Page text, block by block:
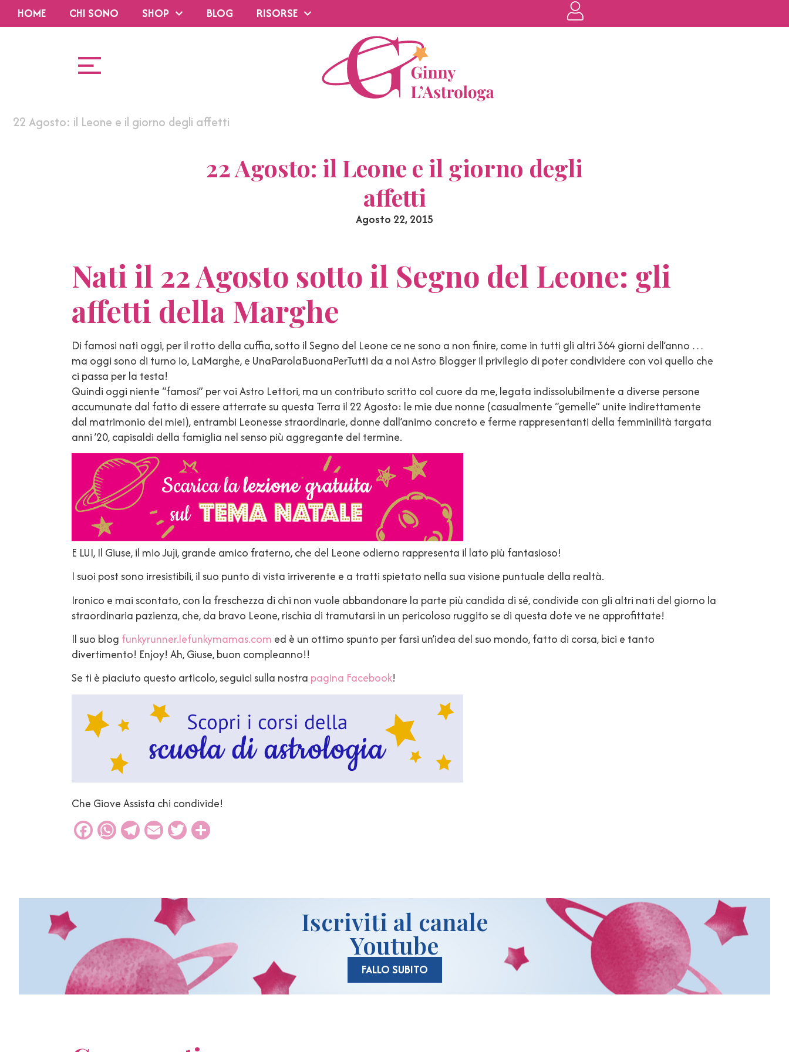
HOME CHI SONO SHOP BLOG RISORSE
22 Agosto: il Leone e il giorno degli affetti
22 Agosto: il Leone e il giorno degli
affetti
Agosto 22, 2015
Nati il 22 Agosto sotto il Segno del Leone: gli
affetti della Marghe
Di famosi nati oggi, per il rotto della cuffia, sotto il Segno del Leone ce ne sono a non finire, come in tutti gli altri 364 giorni dell’anno …
ma oggi sono di turno io, LaMarghe, e UnaParolaBuonaPerTutti da a noi Astro Blogger il privilegio di poter condividere con voi quello che
ci passa per la testa!
Quindi oggi niente “famosi” per voi Astro Lettori, ma un contributo scritto col cuore da me, legata indissolubilmente a diverse persone
accumunate dal fatto di essere atterrate su questa Terra il 22 Agosto: le mie due nonne (casualmente “gemelle” unite indirettamente
dal matrimonio dei miei), entrambi Leonesse straordinarie, donne dall’animo concreto e ferme rappresentanti della femminilità targata
anni ’20, capisaldi della famiglia nel senso più aggregante del termine.
E LUI, Il Giuse, il mio Juji, grande amico fraterno, che del Leone odierno rappresenta il lato più fantasioso!
I suoi post sono irresistibili, il suo punto di vista irriverente e a tratti spietato nella sua visione puntuale della realtà.
Ironico e mai scontato, con la freschezza di chi non vuole abbandonare la parte più candida di sé, condivide con gli altri nati del giorno la
straordinaria pazienza, che, da bravo Leone, rischia di tramutarsi in un pericoloso ruggito se di questa dote ve ne approfittate!
Il suo blog funkyrunner.lefunkymamas.com ed è un ottimo spunto per farsi un’idea del suo mondo, fatto di corsa, bici e tanto
divertimento! Enjoy! Ah, Giuse, buon compleanno!!
Se ti è piaciuto questo articolo, seguici sulla nostra pagina Facebook!
Che Giove Assista chi condivide!
Facebook
WhatsApp
Telegram
EmailTwitter
Iscriviti al canale
Youtube
FALLO SUBITO